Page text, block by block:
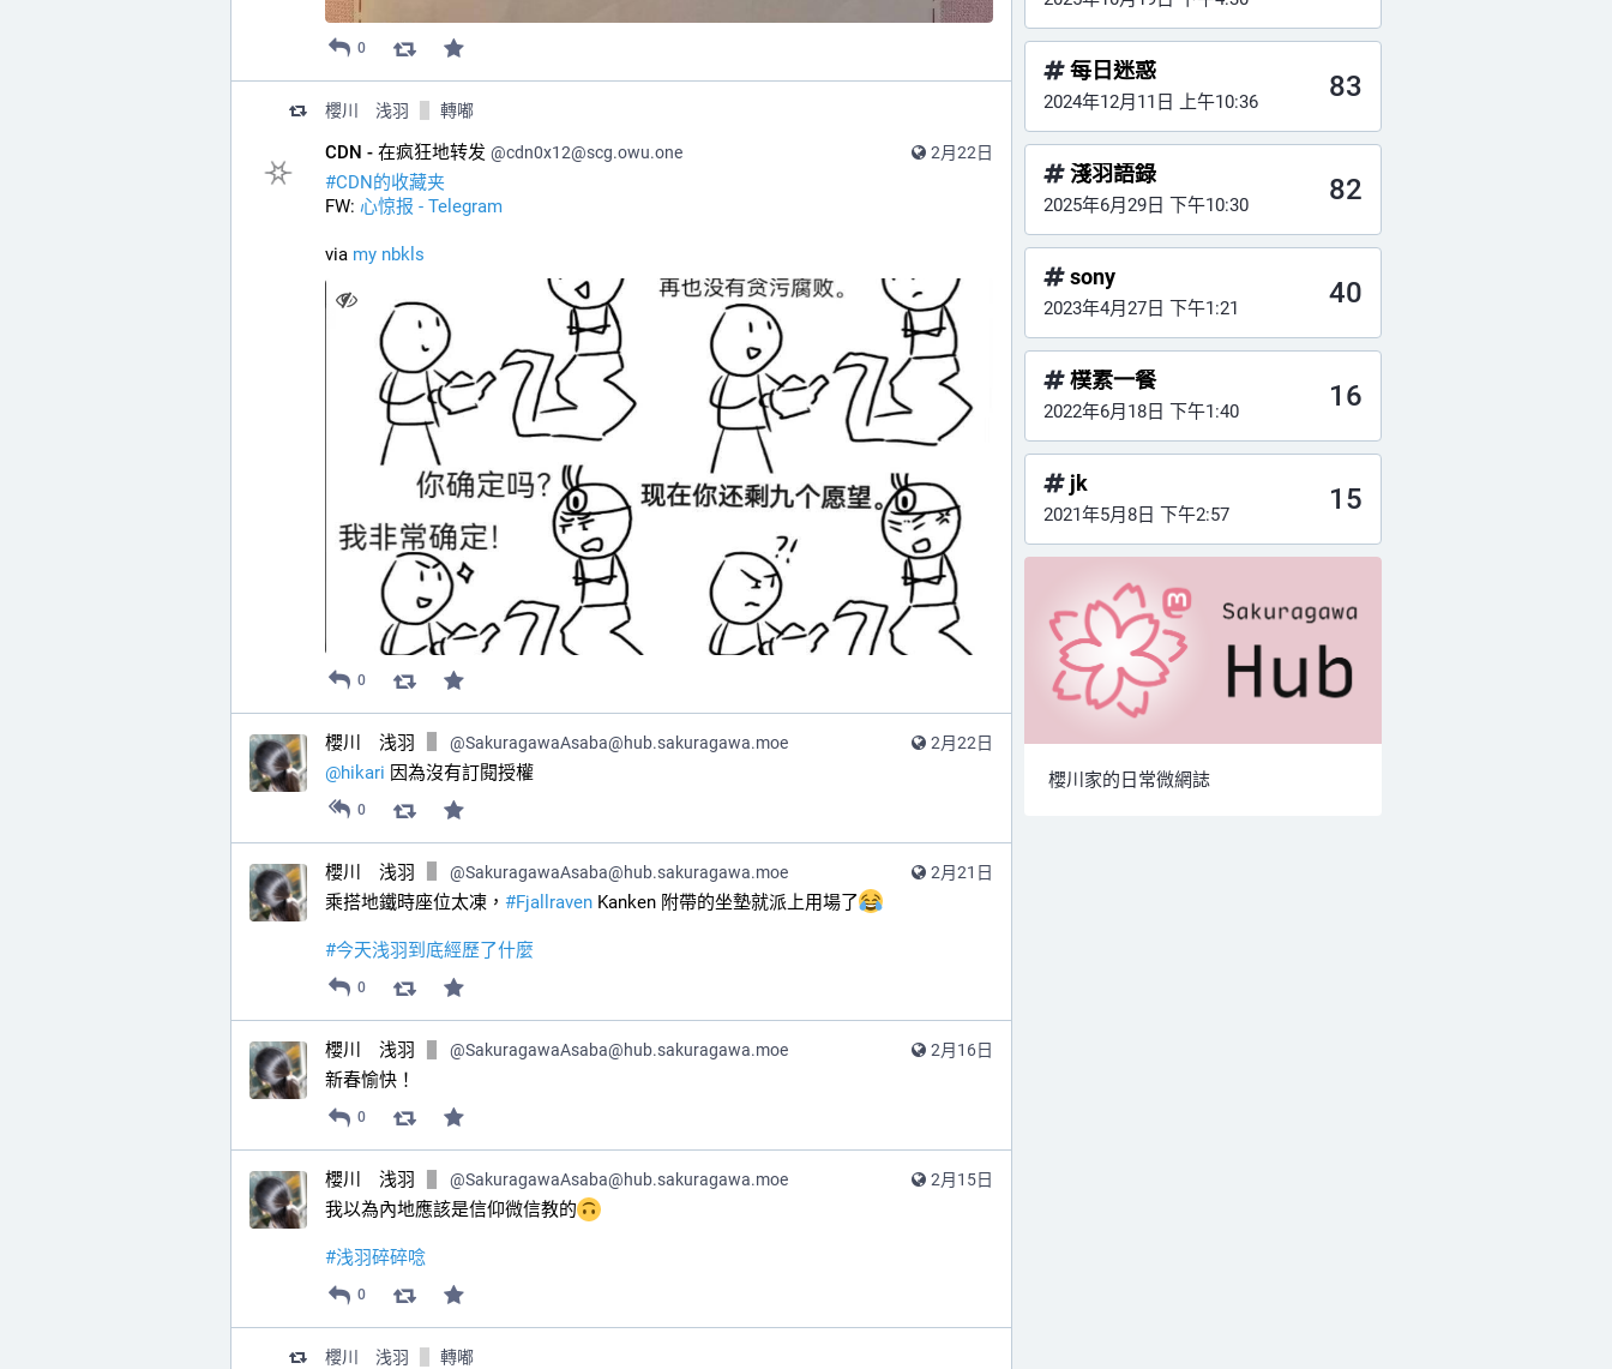
0
櫻川 浅羽 轉嘟
2月22日
CDN - 在疯狂地转发 @cdn0x12@scg.owu.one
#CDN的收藏夹
FW: 心惊报 - Telegram
via my nbkls
0
2月22日
櫻川 浅羽 @SakuragawaAsaba@hub.sakuragawa.moe
@hikari 因為沒有訂閱授權
0
2月21日
櫻川 浅羽 @SakuragawaAsaba@hub.sakuragawa.moe
乘搭地鐵時座位太凍， #Fjallraven Kanken 附帶的坐墊就派上用場了
#今天浅羽到底經歷了什麼
0
2月16日
櫻川 浅羽 @SakuragawaAsaba@hub.sakuragawa.moe
新春愉快！
0
2月15日
櫻川 浅羽 @SakuragawaAsaba@hub.sakuragawa.moe
我以為內地應該是信仰微信教的
#浅羽碎碎唸
0
櫻川 浅羽 轉嘟
每日迷惑
2024年12月11日 上午10:36 83
淺羽語錄
2025年6月29日 下午10:30 82
sony
2023年4月27日 下午1:21 40
樸素一餐
2022年6月18日 下午1:40 16
jk
2021年5月8日 下午2:57 15
櫻川家的日常微網誌